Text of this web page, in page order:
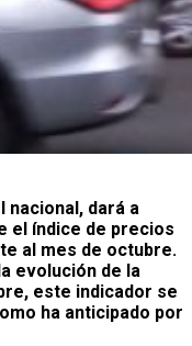
nacional, dará a
el índice de precios
al mes de octubre.
evolución de la
este indicador se
ha anticipado por